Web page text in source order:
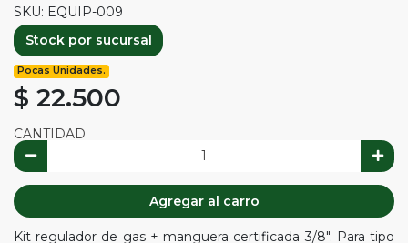
SKU: EQUIP-009
Stock por sucursal
Pocas Unidades.
$ 22.500
CANTIDAD
Agregar al carro
Kit regulador de gas + manguera certificada 3/8". Para tipo